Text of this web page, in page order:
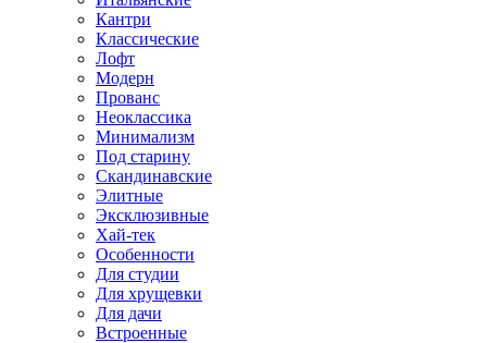
Кантри
Классические
Лофт
Модерн
Прованс
Неоклассика
Минимализм
Под старину
Скандинавские
Элитные
Эксклюзивные
Хай-тек
Особенности
Для студии
Для хрущевки
Для дачи
Встроенные